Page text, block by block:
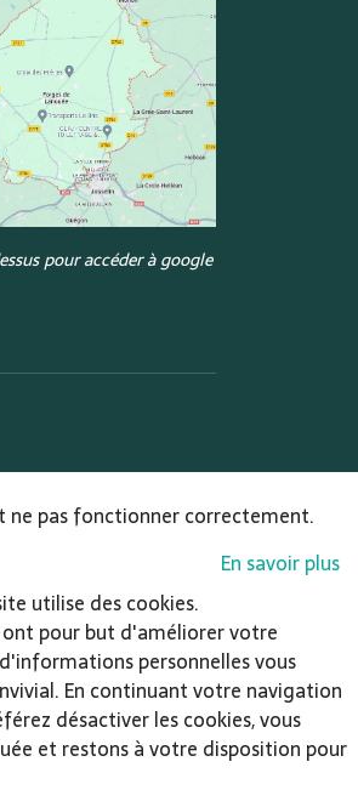
pour accéder à google
ne pas fonctionner correctement.
En savoir plus
utilise des cookies.
pour but d'améliorer votre
personnelles vous
En continuant votre navigation
désactiver les cookies, vous
et restons à votre disposition pour